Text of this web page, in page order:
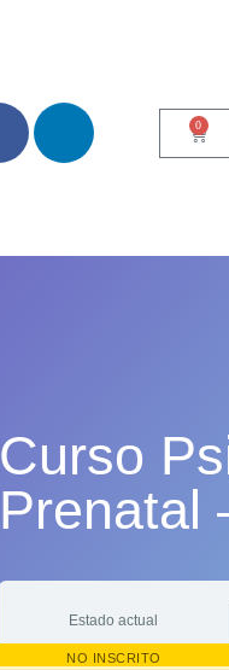
0
Curso
Prenatal
Estado actual
NO INSCRITO